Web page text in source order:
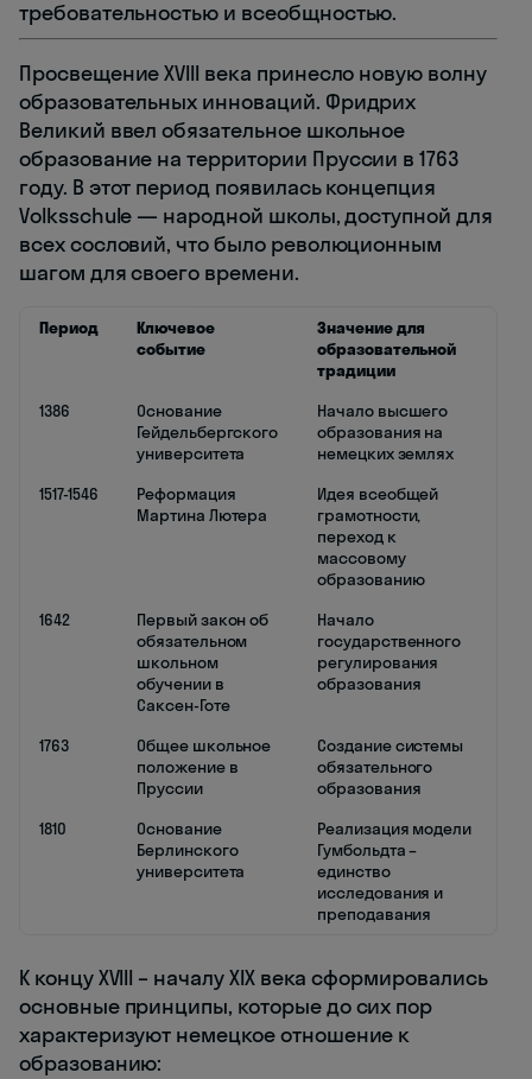
требовательностью и всеобщностью.
Просвещение XVIII века принесло новую волну
образовательных инноваций. Фридрих
Великий ввел обязательное школьное
образование на территории Пруссии в 1763
году. В этот период появилась концепция
Volksschule — народной школы, доступной для
всех сословий, что было революционным
шагом для своего времени.
Период
Ключевое
событие
Значение для
образовательной
традиции
1386
Основание
Гейдельбергского
университета
Начало высшего
образования на
немецких землях
1517-1546
Реформация
Мартина Лютера
Идея всеобщей
грамотности,
переход к
массовому
образованию
1642
Первый закон об
обязательном
школьном
обучении в
Саксен-Готе
Начало
государственного
регулирования
образования
1763
Общее школьное
положение в
Пруссии
Создание системы
обязательного
образования
1810
Основание
Берлинского
университета
Реализация модели
Гумбольдта –
единство
исследования и
преподавания
К концу XVIII – началу XIX века сформировались
основные принципы, которые до сих пор
характеризуют немецкое отношение к
образованию: